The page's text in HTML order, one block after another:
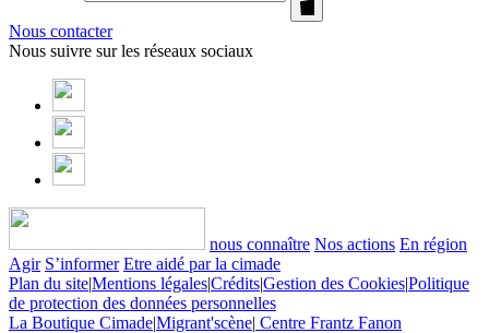
Nous contacter
Nous suivre sur les réseaux sociaux
nous connaître Nos actions En région
Agir S’informer Etre aidé par la cimade
Plan du site|Mentions légales|Crédits|Gestion des Cookies|Politique
de protection des données personnelles
La Boutique Cimade|Migrant'scène| Centre Frantz Fanon